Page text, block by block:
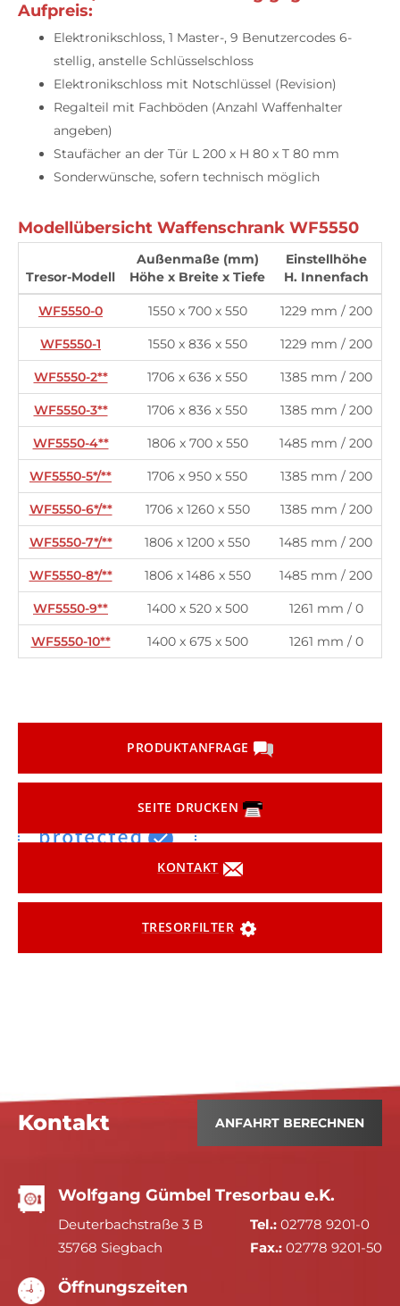
Aufpreis:
Elektronikschloss, 1 Master-, 9 Benutzercodes 6-
stellig, anstelle Schlüsselschloss
Elektronikschloss mit Notschlüssel (Revision)
Regalteil mit Fachböden (Anzahl Waffenhalter
angeben)
Staufächer an der Tür L 200 x H 80 x T 80 mm
Sonderwünsche, sofern technisch möglich
Modellübersicht Waffenschrank WF5550
Tresor-Modell
Außenmaße (mm)
Höhe x Breite x Tiefe
Einstellhöhe
H. Innenfach
WF5550-0 1550 x 700 x 550 1229 mm / 200
WF5550-1 1550 x 836 x 550 1229 mm / 200
WF5550-2** 1706 x 636 x 550 1385 mm / 200
WF5550-3** 1706 x 836 x 550 1385 mm / 200
WF5550-4** 1806 x 700 x 550 1485 mm / 200
WF5550-5*/** 1706 x 950 x 550 1385 mm / 200
WF5550-6*/** 1706 x 1260 x 550 1385 mm / 200
WF5550-7*/** 1806 x 1200 x 550 1485 mm / 200
WF5550-8*/** 1806 x 1486 x 550 1485 mm / 200
WF5550-9** 1400 x 520 x 500 1261 mm / 0
WF5550-10** 1400 x 675 x 500 1261 mm / 0
PRODUKTANFRAGE
SEITE DRUCKEN
KONTAKT
TRESORFILTER
Kontakt ANFAHRT BERECHNEN
Wolfgang Gümbel Tresorbau e.K.
Deuterbachstraße 3 B
35768 Siegbach
Tel.: 02778 9201-0
Fax.: 02778 9201-50
Öffnungszeiten